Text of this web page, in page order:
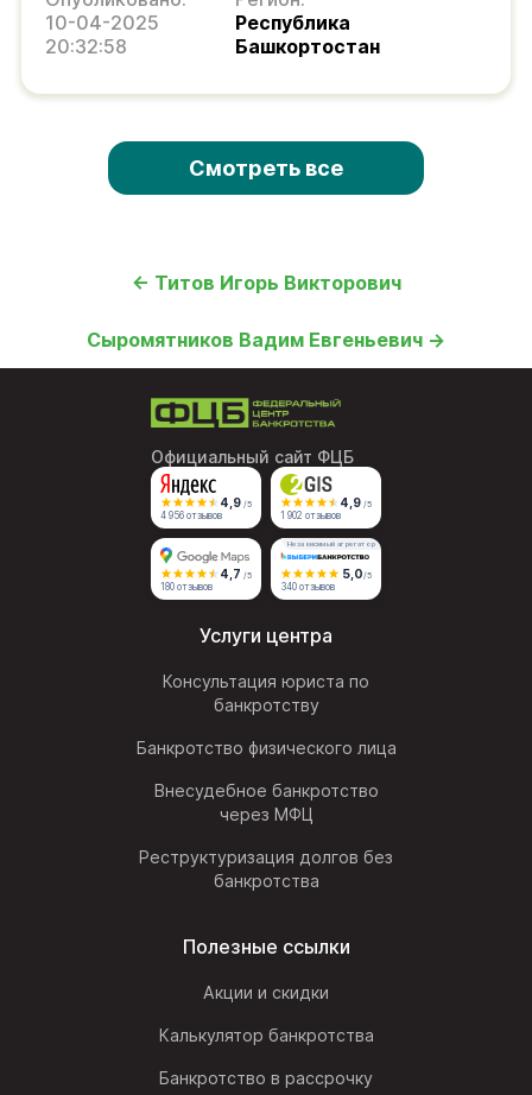
10-04-2025
20:32:58
Республика
Башкортостан
Смотреть все
← Титов Игорь Викторович
Сыромятников Вадим Евгеньевич →
Официальный сайт ФЦБ
4,9 /5
4 956 отзывов
4,9 /5
1 902 отзывов
4,7 /5
180 отзывов
Независимый агрегатор
5,0/5
340 отзывов
Услуги центра
Консультация юриста по
банкротству
Банкротство физического лица
Внесудебное банкротство
через МФЦ
Реструктуризация долгов без
банкротства
Полезные ссылки
Акции и скидки
Калькулятор банкротства
Банкротство в рассрочку